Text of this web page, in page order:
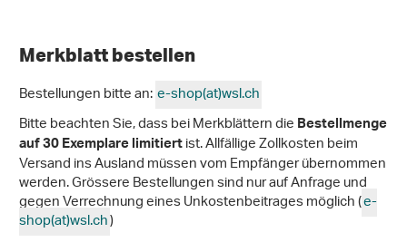
Merkblatt bestellen
Bestellungen bitte an:e-shop(at)wsl.ch
Bitte beachten Sie, dass bei Merkblättern dieBestellmenge
auf 30 Exemplare limitiertist. Allfällige Zollkosten beim
Versand ins Ausland müssen vom Empfänger übernommen
werden. Grössere Bestellungen sind nur auf Anfrage und
gegen Verrechnung eines Unkostenbeitrages möglich (e-
shop(at)wsl.ch)